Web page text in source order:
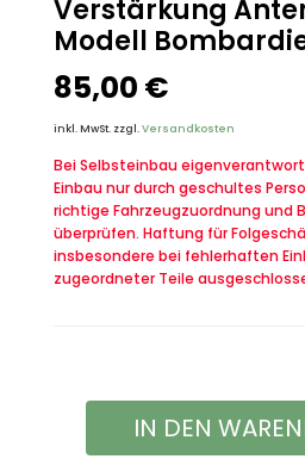
Verstärkung
Modell
85,00 €
inkl. MwSt. zzgl.Versandkosten
Bei Selbsteinbau
Einbau nur durch geschultes
richtige Fahrzeugzuordnung und
überprüfen. Haftung für
insbesondere bei fehlerhaften
zugeordneter Teile
Verstärkung
IN DEN